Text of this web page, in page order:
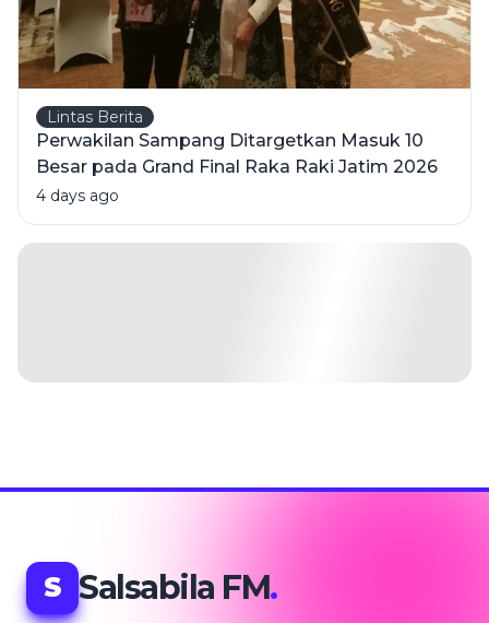
Lintas Berita
Perwakilan Sampang Ditargetkan Masuk 10
Besar pada Grand Final Raka Raki Jatim 2026
4 days ago
S Salsabila FM.